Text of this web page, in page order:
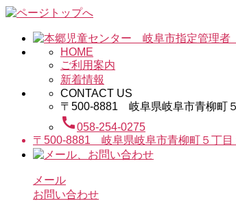
HOME
ご利用案内
新着情報
CONTACT US
〒500-8881 岐阜県岐阜市青柳町
call058-254-0275
〒500-8881 岐阜県岐阜市青柳町５丁目
メール
お問い合わせ